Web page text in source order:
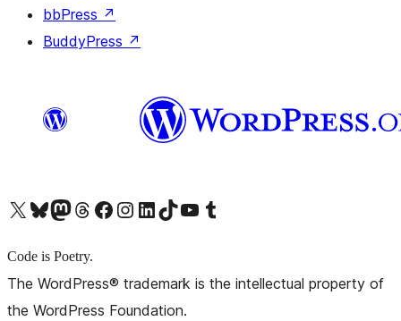
bbPress ↗
BuddyPress ↗
X (旧 Twitter) アカウントへBluesky アカウントへMastodon アカウントへThreads アカウントへ Facebook ページへInstagram アカウントへ LinkedIn アカウントへTikTok アカウントへYouTube チャンネルへ Tumblr アカウントへ
Code is Poetry.
The WordPress® trademark is the intellectual property of
the WordPress Foundation.